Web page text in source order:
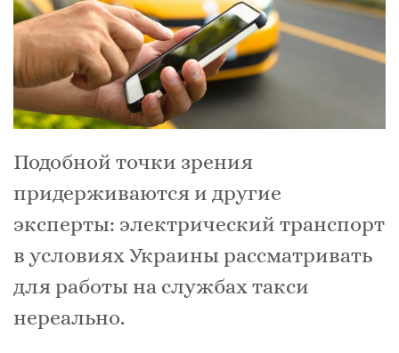
Подобной точки зрения
придерживаются и другие
эксперты: электрический транспорт
в условиях Украины рассматривать
для работы на службах такси
нереально.